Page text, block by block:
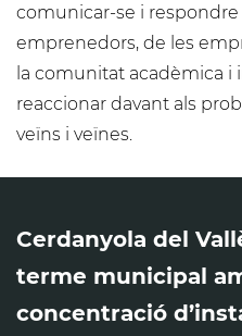
comunicar-se i respondre
emprenedors, de les
la comunitat acadèmica i
reaccionar davant als
veïns i veïnes.
Cerdanyola del
terme municipal
concentració